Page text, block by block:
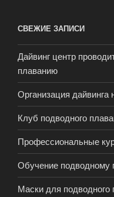
СВЕЖИЕ ЗАПИСИ
Дайвинг центр
плаванию
Организация дайвинга
Клуб подводного
Профессиональные
Обучение подводному
Маски для подводного